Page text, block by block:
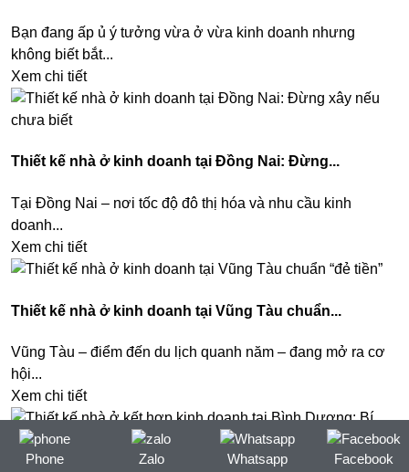
Bạn đang ấp ủ ý tưởng vừa ở vừa kinh doanh nhưng
không biết bắt...
Xem chi tiết
Thiết kế nhà ở kinh doanh tại Đồng Nai: Đừng...
Tại Đồng Nai – nơi tốc độ đô thị hóa và nhu cầu kinh
doanh...
Xem chi tiết
Thiết kế nhà ở kinh doanh tại Vũng Tàu chuẩn...
Vũng Tàu – điểm đến du lịch quanh năm – đang mở ra cơ
hội...
Xem chi tiết
Phone Zalo Whatsapp Facebook